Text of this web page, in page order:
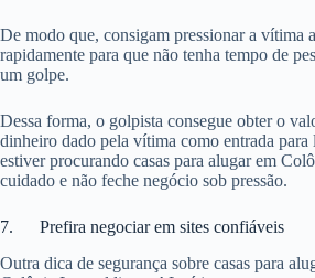
De modo que, consigam pressionar a vítima
rapidamente para que não tenha tempo de
um golpe.
Dessa forma, o golpista consegue obter o
dinheiro dado pela vítima como entrada para
estiver procurando casas para alugar em
cuidado e não feche negócio sob pressão.
7. Prefira negociar em sites confiáveis
Outra dica de segurança sobre casas para